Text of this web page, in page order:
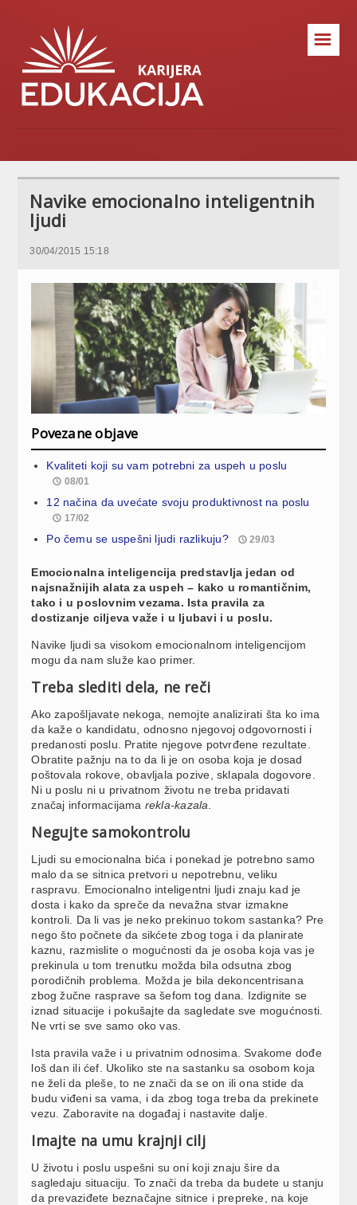
☰
Navike emocionalno inteligentnih
ljudi
30/04/2015 15:18
Povezane objave
Kvaliteti koji su vam potrebni za uspeh u poslu
08/01
12 načina da uvećate svoju produktivnost na poslu
17/02
Po čemu se uspešni ljudi razlikuju? 29/03
Emocionalna inteligencija predstavlja jedan od
najsnažnijih alata za uspeh – kako u romantičnim,
tako i u poslovnim vezama. Ista pravila za
dostizanje ciljeva važe i u ljubavi i u poslu.
Navike ljudi sa visokom emocionalnom inteligencijom
mogu da nam služe kao primer.
Treba slediti dela, ne reči
Ako zapošljavate nekoga, nemojte analizirati šta ko ima
da kaže o kandidatu, odnosno njegovoj odgovornosti i
predanosti poslu. Pratite njegove potvrđene rezultate.
Obratite pažnju na to da li je on osoba koja je dosad
poštovala rokove, obavljala pozive, sklapala dogovore.
Ni u poslu ni u privatnom životu ne treba pridavati
značaj informacijama rekla-kazala
Negujte samokontrolu
Ljudi su emocionalna bića i ponekad je potrebno samo
malo da se sitnica pretvori u nepotrebnu, veliku
raspravu. Emocionalno inteligentni ljudi znaju kad je
dosta i kako da spreče da nevažna stvar izmakne
kontroli. Da li vas je neko prekinuo tokom sastanka? Pre
nego što počnete da sikćete zbog toga i da planirate
kaznu, razmislite o mogućnosti da je osoba koja vas je
prekinula u tom trenutku možda bila odsutna zbog
porodičnih problema. Možda je bila dekoncentrisana
zbog žučne rasprave sa šefom tog dana. Izdignite se
iznad situacije i pokušajte da sagledate sve mogućnosti.
Ne vrti se sve samo oko vas.
Ista pravila važe i u privatnim odnosima. Svakome dođe
loš dan ili ćef. Ukoliko ste na sastanku sa osobom koja
ne želi da pleše, to ne znači da se on ili ona stide da
budu viđeni sa vama, i da zbog toga treba da prekinete
vezu. Zaboravite na događaj i nastavite dalje.
Imajte na umu krajnji cilj
U životu i poslu uspešni su oni koji znaju šire da
sagledaju situaciju. To znači da treba da budete u stanju
da prevaziđete beznačajne sitnice i prepreke, na koje